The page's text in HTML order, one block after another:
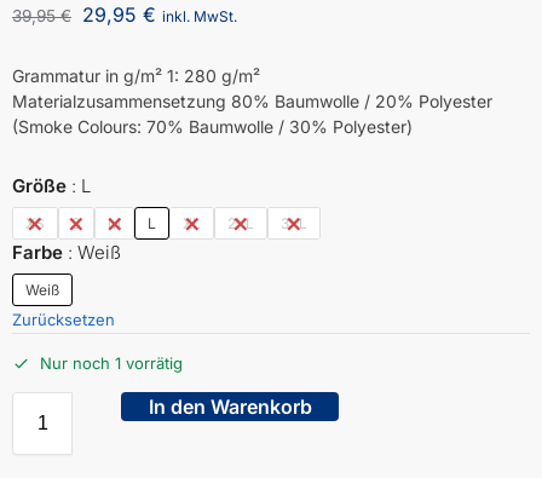
39,95€ 29,95 € inkl. MwSt.
Grammatur in g/m² 1: 280 g/m²
Materialzusammensetzung 80% Baumwolle / 20% Polyester
(Smoke Colours: 70% Baumwolle / 30% Polyester)
Größe L
XS S M L XL 2XL 3XL
Farbe Weiß
Weiß
Zurücksetzen
Nur noch 1 vorrätig
In den Warenkorb